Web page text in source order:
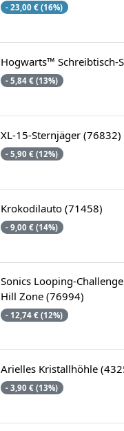
- 23,00 € (16%)
Hogwarts™ Schreibtisch-
- 5,84 € (13%)
XL-15-Sternjäger (76832)
- 5,90 € (12%)
Krokodilauto (71458)
- 9,00 € (14%)
Sonics Looping-
Hill Zone (76994)
- 12,74 € (12%)
Arielles Kristallhöhle
- 3,90 € (13%)